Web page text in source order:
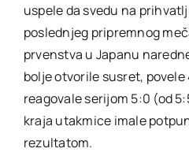
uspele da svedu na
poslednjeg pripremnog
prvenstva u Japanu
bolje otvorile susret,
reagovale serijom 5:0 (od
kraja utakmice imale
rezultatom.